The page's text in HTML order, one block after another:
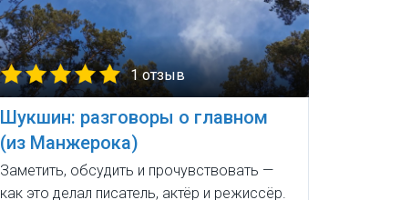
1 отзыв
Шукшин: разговоры о главном
(из Манжерока)
Заметить, обсудить и прочувствовать —
как это делал писатель, актёр и режиссёр.